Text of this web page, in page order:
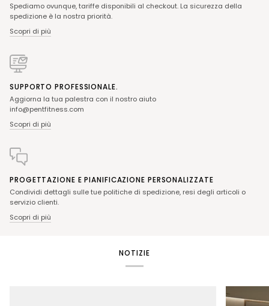
Spediamo ovunque, tariffe disponibili al checkout. La sicurezza della
spedizione è la nostra priorità.
Scopri di più
SUPPORTO PROFESSIONALE.
Aggiorna la tua palestra con il nostro aiuto
info@pentfitness.com
Scopri di più
PROGETTAZIONE E PIANIFICAZIONE PERSONALIZZATE
Condividi dettagli sulle tue politiche di spedizione, resi degli articoli o
servizio clienti.
Scopri di più
NOTIZIE